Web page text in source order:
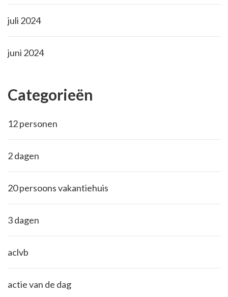
juli 2024
juni 2024
Categorieën
12 personen
2 dagen
20 persoons vakantiehuis
3 dagen
aclvb
actie van de dag